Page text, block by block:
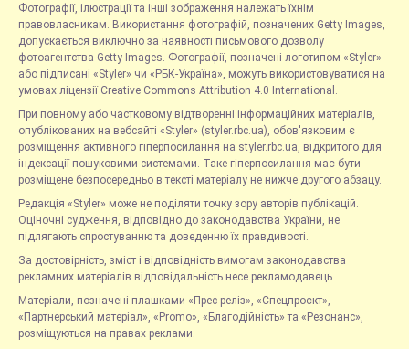
Фотографії, ілюстрації та інші зображення належать їхнім
правовласникам. Використання фотографій, позначених Getty Images,
допускається виключно за наявності письмового дозволу
фотоагентства Getty Images. Фотографії, позначені логотипом «Styler»
або підписані «Styler» чи «РБК-Україна», можуть використовуватися на
умовах ліцензії Creative Commons Attribution 4.0 International.
При повному або частковому відтворенні інформаційних матеріалів,
опублікованих на вебсайті «Styler» (styler.rbc.ua), обов'язковим є
розміщення активного гіперпосилання на styler.rbc.ua, відкритого для
індексації пошуковими системами. Таке гіперпосилання має бути
розміщене безпосередньо в тексті матеріалу не нижче другого абзацу.
Редакція «Styler» може не поділяти точку зору авторів публікацій.
Оціночні судження, відповідно до законодавства України, не
підлягають спростуванню та доведенню їх правдивості.
За достовірність, зміст і відповідність вимогам законодавства
рекламних матеріалів відповідальність несе рекламодавець.
Матеріали, позначені плашками «Прес-реліз», «Спецпроєкт»,
«Партнерський матеріал», «Promo», «Благодійність» та «Резонанс»,
розміщуються на правах реклами.